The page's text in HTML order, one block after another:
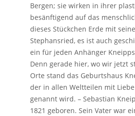
Bergen; sie wirken in ihrer
besänftigend auf das
dieses Stückchen Erde mit
Stephansried, es ist auch
ein für jeden Anhänger
Denn gerade hier, wo wir jetzt
Orte stand das Geburtshaus
der in allen Weltteilen mit
genannt wird. – Sebastian
1821 geboren. Sein Vater war